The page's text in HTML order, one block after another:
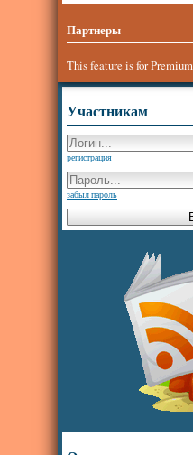
Партнеры
This feature is for
Участникам
регистрация
забыл пароль